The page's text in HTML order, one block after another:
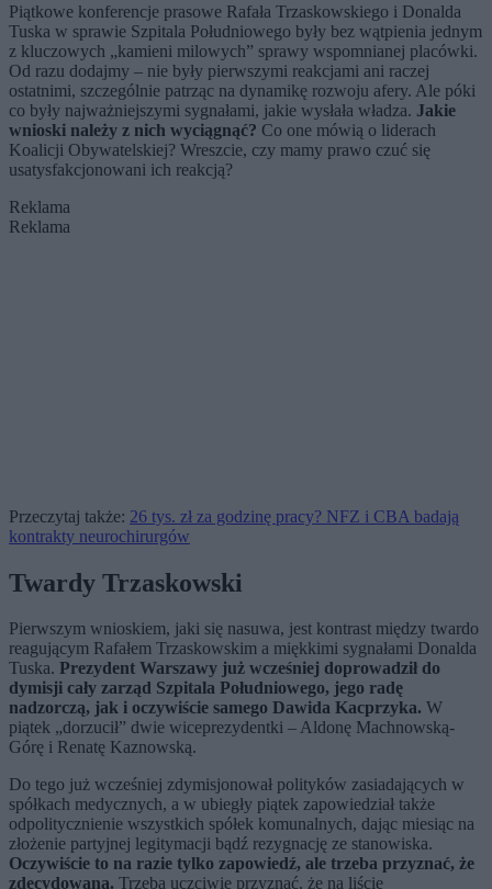
Piątkowe konferencje prasowe Rafała Trzaskowskiego i Donalda
Tuska w sprawie Szpitala Południowego były bez wątpienia jednym
z kluczowych „kamieni milowych” sprawy wspomnianej placówki.
Od razu dodajmy – nie były pierwszymi reakcjami ani raczej
ostatnimi, szczególnie patrząc na dynamikę rozwoju afery. Ale póki
co były najważniejszymi sygnałami, jakie wysłała władza. Jakie
wnioski należy z nich wyciągnąć? Co one mówią o liderach
Koalicji Obywatelskiej? Wreszcie, czy mamy prawo czuć się
usatysfakcjonowani ich reakcją?
Reklama
Reklama
Przeczytaj także: 26 tys. zł za godzinę pracy? NFZ i CBA badają
kontrakty neurochirurgów
Twardy Trzaskowski
Pierwszym wnioskiem, jaki się nasuwa, jest kontrast między twardo
reagującym Rafałem Trzaskowskim a miękkimi sygnałami Donalda
Tuska. Prezydent Warszawy już wcześniej doprowadził do
dymisji cały zarząd Szpitala Południowego, jego radę
nadzorczą, jak i oczywiście samego Dawida Kacprzyka. W
piątek „dorzucił” dwie wiceprezydentki – Aldonę Machnowską-
Górę i Renatę Kaznowską.
Do tego już wcześniej zdymisjonował polityków zasiadających w
spółkach medycznych, a w ubiegły piątek zapowiedział także
odpolitycznienie wszystkich spółek komunalnych, dając miesiąc na
złożenie partyjnej legitymacji bądź rezygnację ze stanowiska.
Oczywiście to na razie tylko zapowiedź, ale trzeba przyznać, że
zdecydowana. Trzeba uczciwie przyznać, że na liście